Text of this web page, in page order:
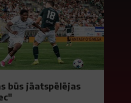
būs jāatspēlējas